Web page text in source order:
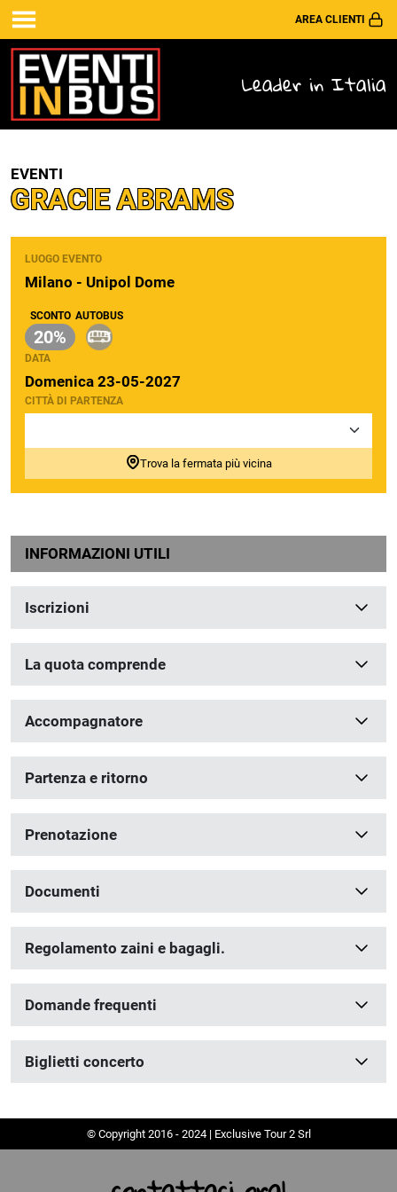
AREA CLIENTI
Leader in Italia
EVENTI
GRACIE ABRAMS
LUOGO EVENTO
Milano - Unipol Dome
SCONTO
20%
AUTOBUS
DATA
Domenica 23-05-2027
CITTÀ DI PARTENZA
Trova la fermata più vicina
INFORMAZIONI UTILI
Iscrizioni
La quota comprende
Accompagnatore
Partenza e ritorno
Prenotazione
Documenti
Regolamento zaini e bagagli.
Domande frequenti
Biglietti concerto
© Copyright 2016 - 2024 | Exclusive Tour 2 Srl